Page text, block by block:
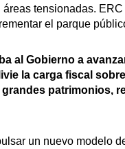
áreas tensionadas.
el parque
al Gobierno a
la carga fiscal
patrimonios,
un nuevo modelo